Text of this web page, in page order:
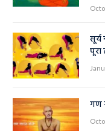
पूरा
गण